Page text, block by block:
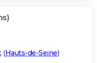
(Hauts-de-Seine)